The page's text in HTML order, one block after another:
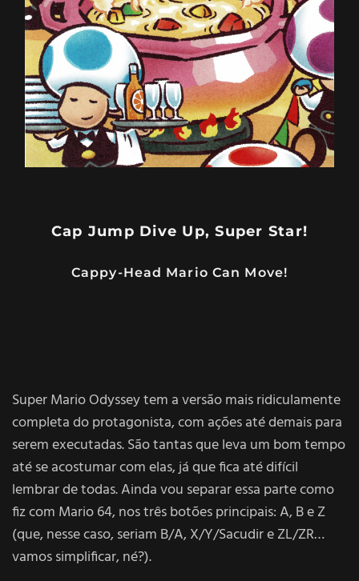
Cap Jump Dive Up, Super Star!
Cappy-Head Mario Can Move!
Super Mario Odyssey tem a versão mais ridiculamente
completa do protagonista, com ações até demais para
serem executadas. São tantas que leva um bom tempo
até se acostumar com elas, já que fica até difícil
lembrar de todas. Ainda vou separar essa parte como
fiz com Mario 64, nos três botões principais: A, B e Z
(que, nesse caso, seriam B/A, X/Y/Sacudir e ZL/ZR…
vamos simplificar, né?).